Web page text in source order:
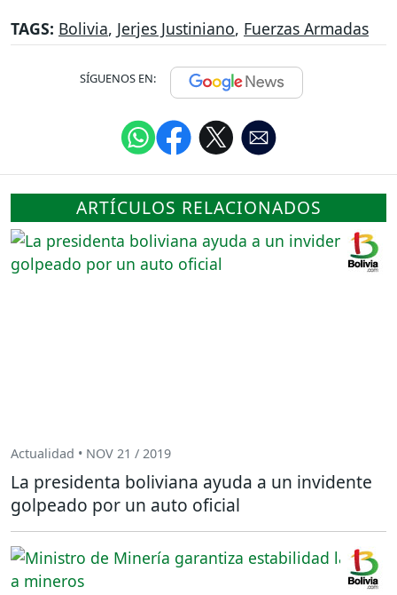
TAGS: Bolivia, Jerjes Justiniano, Fuerzas Armadas
SÍGUENOS EN:
ARTÍCULOS RELACIONADOS
Actualidad • NOV 21 / 2019
La presidenta boliviana ayuda a un invidente
golpeado por un auto oficial